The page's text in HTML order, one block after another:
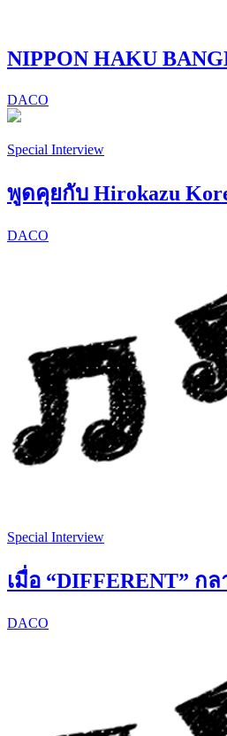
NIPPON HAKU
DACO
Special Interview
พูดคุยกับ Hirokazu
DACO
Special Interview
เมื่อ “DIFFERENT” ก
DACO